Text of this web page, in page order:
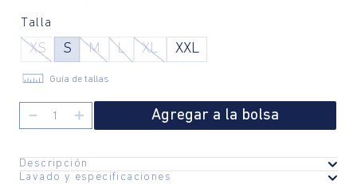
Talla
XS S M L XL XXL
Guía de tallas
＋
－ Agregar a la bolsa
Descripción
Esta camisa de manga corta con perilla abierta es perfecta para el
Lavado y especificaciones